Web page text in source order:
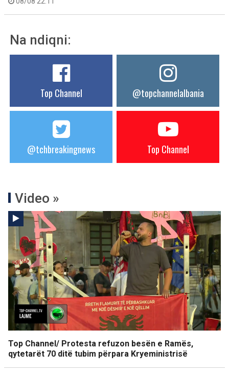
Na ndiqni:
Top Channel @topchannelalbania
@tchbreakingnews Top Channel
Video »
Top Channel/ Protesta refuzon besën e Ramës,
qytetarët 70 ditë tubim përpara Kryeministrisë